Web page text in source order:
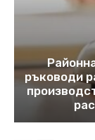
ръководи